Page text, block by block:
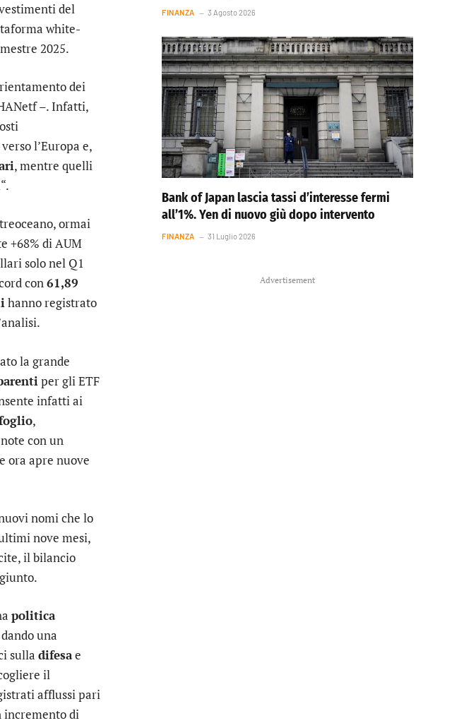
del
white-
2025.
dei
–. Infatti,
l’Europa e,
, mentre quelli
“.
ormai
+68% di AUM
solo nel Q1
con61,89
hanno registrato
la grande
per gli ETF
infatti ai
,
con un
ora apre nuove
nomi che lo
nove mesi,
il bilancio
politica
una
sulla difesae
il
afflussi pari
incremento di
FINANZA 3 Agosto 2026
Bank of Japan lascia tassi d’interesse fermi
all’1%. Yen di nuovo giù dopo intervento
FINANZA 31 Luglio 2026
Advertisement